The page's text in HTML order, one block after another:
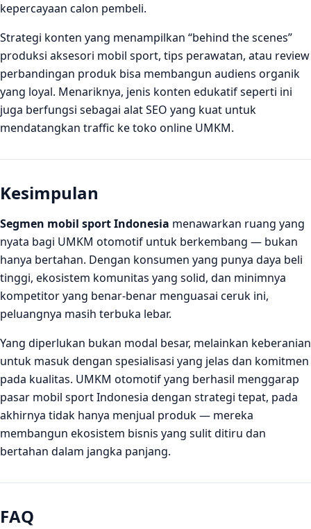
kepercayaan calon pembeli.
Strategi konten yang menampilkan “behind the scenes”
produksi aksesori mobil sport, tips perawatan, atau review
perbandingan produk bisa membangun audiens organik
yang loyal. Menariknya, jenis konten edukatif seperti ini
juga berfungsi sebagai alat SEO yang kuat untuk
mendatangkan traffic ke toko online UMKM.
Kesimpulan
Segmen mobil sport Indonesia menawarkan ruang yang
nyata bagi UMKM otomotif untuk berkembang — bukan
hanya bertahan. Dengan konsumen yang punya daya beli
tinggi, ekosistem komunitas yang solid, dan minimnya
kompetitor yang benar-benar menguasai ceruk ini,
peluangnya masih terbuka lebar.
Yang diperlukan bukan modal besar, melainkan keberanian
untuk masuk dengan spesialisasi yang jelas dan komitmen
pada kualitas. UMKM otomotif yang berhasil menggarap
pasar mobil sport Indonesia dengan strategi tepat, pada
akhirnya tidak hanya menjual produk — mereka
membangun ekosistem bisnis yang sulit ditiru dan
bertahan dalam jangka panjang.
FAQ